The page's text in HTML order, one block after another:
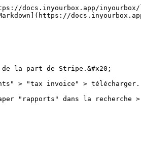
docs.inyourbox.app/
la part de Stripe.&#x20;
> "tax invoice" > télécharger.
"rapports" dans la recherche